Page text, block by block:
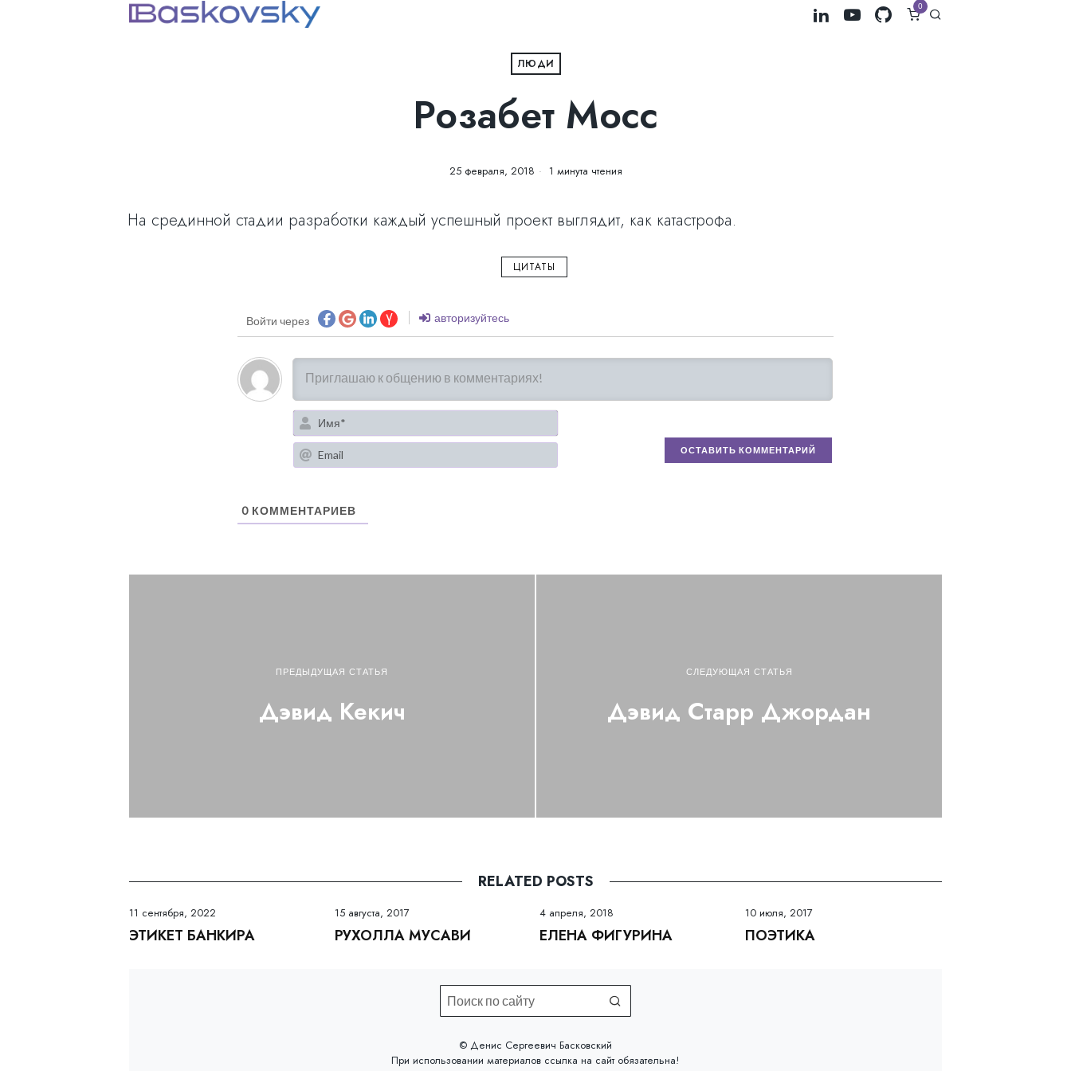
0
ЛЮДИ
Розабет Мосс
25 февраля, 2018 1 минута чтения
На срединной стадии разработки каждый успешный проект выглядит, как катастрофа.
ЦИТАТЫ
Войти через авторизуйтесь
Имя*
Email
0 КОММЕНТАРИЕВ
ПРЕДЫДУЩАЯ СТАТЬЯ
Дэвид Кекич
СЛЕДУЮЩАЯ СТАТЬЯ
Дэвид Старр Джордан
RELATED POSTS
11 сентября, 2022
ЭТИКЕТ БАНКИРА
15 августа, 2017
РУХОЛЛА МУСАВИ
4 апреля, 2018
ЕЛЕНА ФИГУРИНА
10 июля, 2017
ПОЭТИКА
©️ Денис Сергеевич Басковский
При использовании материалов ссылка на сайтобязательна!